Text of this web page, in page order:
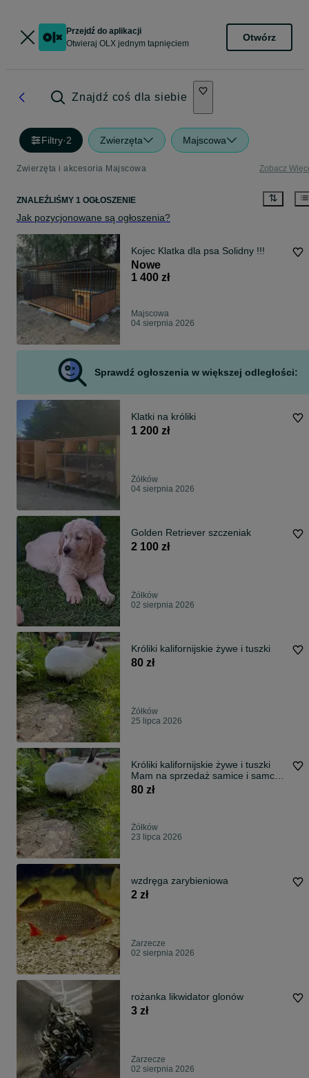
Przejdź do aplikacji
Otwieraj OLX jednym tapnięciem
Otwórz
Znajdź coś dla siebie
Filtry·2 Zwierzęta Majscowa
Zwierzęta i akcesoria Majscowa Zobacz
ZNALEŹLIŚMY 1 OGŁOSZENIE
Jak pozycjonowane są ogłoszenia?
Kojec Klatka dla psa Solidny !!!
Nowe
1 400 zł
Majscowa
04 sierpnia 2026
Sprawdź ogłoszenia w większej odległości:
Klatki na króliki
1 200 zł
Żółków
04 sierpnia 2026
Golden Retriever szczeniak
2 100 zł
Żółków
02 sierpnia 2026
Króliki kalifornijskie żywe i tuszki
80 zł
Żółków
25 lipca 2026
Króliki kalifornijskie żywe i tuszki
Mam na sprzedaż samice i samce
Więcej na pv
80 zł
Żółków
23 lipca 2026
wzdręga zarybieniowa
2 zł
Zarzecze
02 sierpnia 2026
rożanka likwidator glonów
3 zł
Zarzecze
02 sierpnia 2026